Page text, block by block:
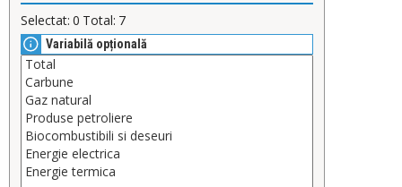
Selectat: 0 Total: 7
Variabilă opțională